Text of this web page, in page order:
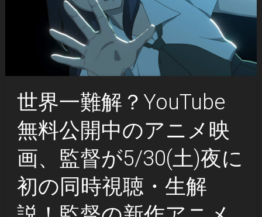
世界一難解？YouTube
無料公開中のアニメ映
画、監督が5/30(土)夜に
初の同時視聴・生解